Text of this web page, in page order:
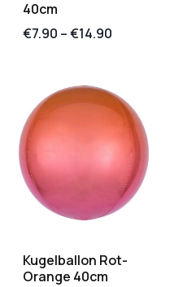
40cm
€7.90 –€14.90
Kugelballon Rot-
Orange 40cm